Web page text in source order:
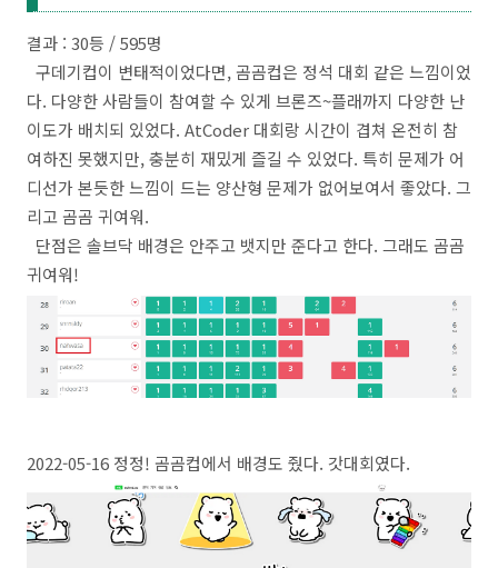
결과 : 30등 / 595명
구데기컵이 변태적이었다면, 곰곰컵은 정석 대회 같은 느낌이었
다. 다양한 사람들이 참여할 수 있게 브론즈~플래까지 다양한 난
이도가 배치되 있었다. AtCoder 대회랑 시간이 겹쳐 온전히 참
여하진 못했지만, 충분히 재밌게 즐길 수 있었다. 특히 문제가 어
디선가 본듯한 느낌이 드는 양산형 문제가 없어보여서 좋았다. 그
리고 곰곰 귀여워.
단점은 솔브닥 배경은 안주고 뱃지만 준다고 한다. 그래도 곰곰
귀여워!
2022-05-16 정정! 곰곰컵에서 배경도 줬다. 갓대회였다.